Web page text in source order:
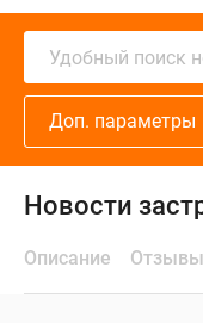
Удобный поиск
Доп. параметры
Новости
Описание